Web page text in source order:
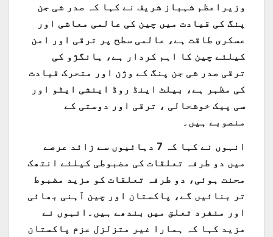
وزیراعظم شہباز شریف نے کہا کہ صدر شی جن
پنگ کی قیادت میں چین کی عالمی معاشی اور
عسکری طاقت ہے، عالمی سطح پر ترقی اور امن
کیلئے چین کا اہم کردار ہے، ہانگژو کی
ترقی صدر شی جن پنگ کے وژن اور متحرک قیادت
کی مظہر ہے، بیلٹ اینڈ روڈ اینشی ایٹو اور
سی پیک خوشحالی ، ترقی اور دوستی کے
منصوبے ہیں۔
انہوں نے کہا کہ 7 دہائیوں سے زائد عرصے
میں دو طرفہ تعلقات کی مضبوطی کیلئے انتھک
محنت ہوئی، دو طرفہ تعلقات کو مزید مضبوط
تر بنائیں گے، پاکستان اور چین آہنی بھائی
اور منفرد تعلق میں بندھے ہیں۔انہوں نے
مزید کہا کہ ہمارا غیر متزلزل عزم پاکستان